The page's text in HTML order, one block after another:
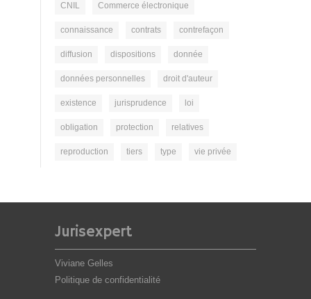
CNIL Commerce électronique
connaissance contrats contrefaçon
diffusion dispositions donnée
données personnelles droit d'auteur
existence jurisprudence loi
obligation protection relatives
reproduction tiers type vie privée
Jurisexpert
Viviane Gelles
Politique de confidentialité